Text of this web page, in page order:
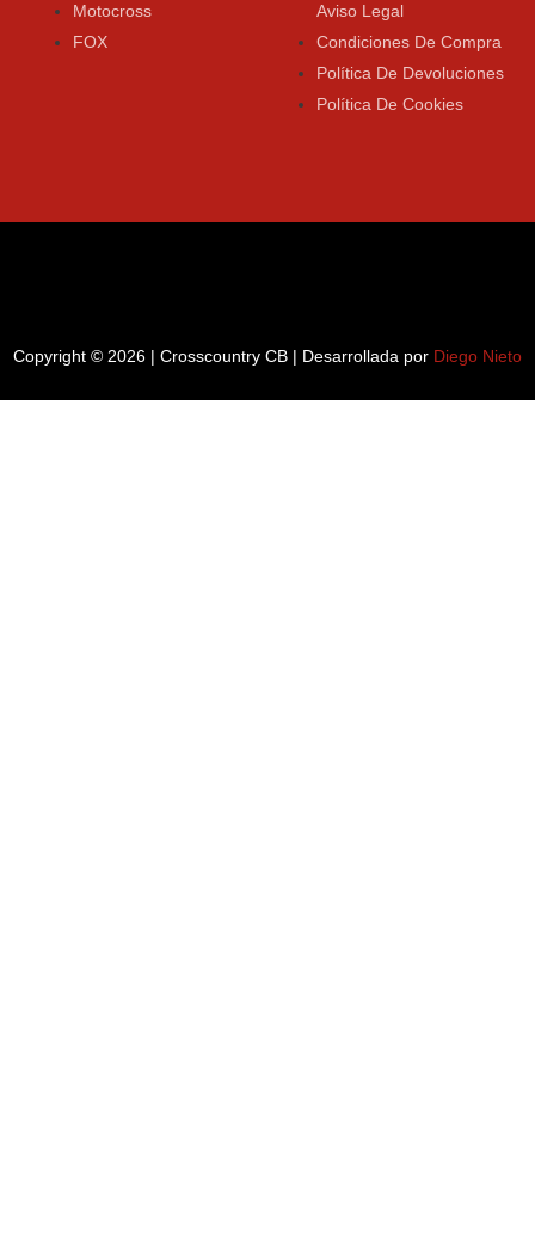
Motocross
FOX
Aviso Legal
Condiciones De Compra
Política De Devoluciones
Política De Cookies
Copyright © 2026 | Crosscountry CB | Desarrollada por Diego Nieto